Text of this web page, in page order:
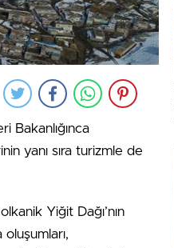
Bakanlığınca
yanı sıra turizmle de
Yiğit Dağı’nın